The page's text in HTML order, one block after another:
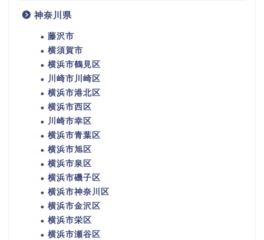
神奈川県
藤沢市
横須賀市
横浜市鶴見区
川崎市川崎区
横浜市港北区
横浜市西区
川崎市幸区
横浜市青葉区
横浜市旭区
横浜市泉区
横浜市磯子区
横浜市神奈川区
横浜市金沢区
横浜市栄区
横浜市瀬谷区